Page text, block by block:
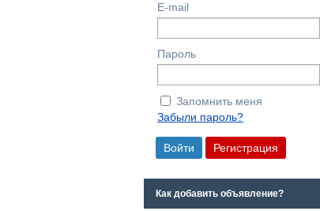
E-mail
Пароль
Запомнить меня
Забыли пароль?
Как добавить объявление?